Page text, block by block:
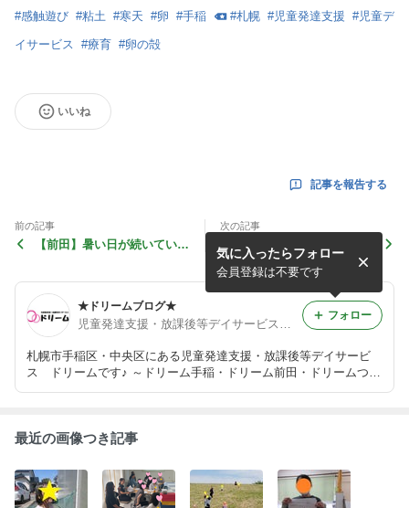
#感触遊び #粘土 #寒天 #卵 #手稲 #札幌 #児童発達支援 #児童デ
イサービス #療育 #卵の殻
いいね
記事を報告する
前の記事
【前田】暑い日が続いていま
次の記事
【つばさ】元気にお散歩♪
★ドリームブログ★
札幌市手稲区・中央区にある児童発達支援・放課後等デイサービ
ス ドリームです♪ ～ドリーム手稲・ドリーム前田・ドリームつば
さ・ドリーム中央～ ４事業所での療育の様子や発達についてのア
気に入ったらフォロー
会員登録は不要です
フォロー
最近の画像つき記事